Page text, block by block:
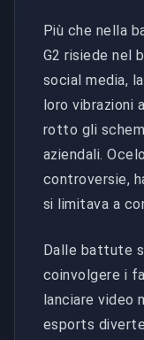
Più che nella
G2 risiede nel
social media,
loro vibrazioni
rotto gli
aziendali.
controversie,
si limitava a
Dalle battute
coinvolgere i
lanciare video
esports